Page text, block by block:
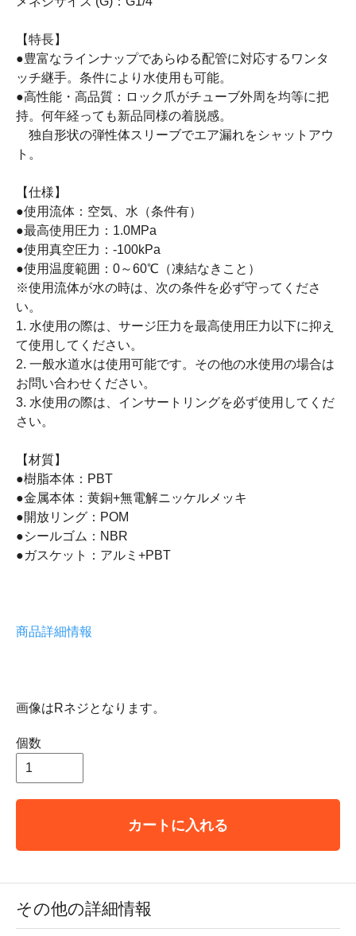
【特長】
●豊富なラインナップであらゆる配管に対応するワンタ
ッチ継手。条件により水使用も可能。
●高性能・高品質：ロック爪がチューブ外周を均等に把
持。何年経っても新品同様の着脱感。
独自形状の弾性体スリーブでエア漏れをシャットアウ
ト。
【仕様】
●使用流体：空気、水（条件有）
●最高使用圧力：1.0MPa
●使用真空圧力：-100kPa
●使用温度範囲：0～60℃（凍結なきこと）
※使用流体が水の時は、次の条件を必ず守ってくださ
い。
1. 水使用の際は、サージ圧力を最高使用圧力以下に抑え
て使用してください。
2. 一般水道水は使用可能です。その他の水使用の場合は
お問い合わせください。
3. 水使用の際は、インサートリングを必ず使用してくだ
さい。
【材質】
●樹脂本体：PBT
●金属本体：黄銅+無電解ニッケルメッキ
●開放リング：POM
●シールゴム：NBR
●ガスケット：アルミ+PBT
商品詳細情報
画像はRネジとなります。
個数
カートに入れる
その他の詳細情報